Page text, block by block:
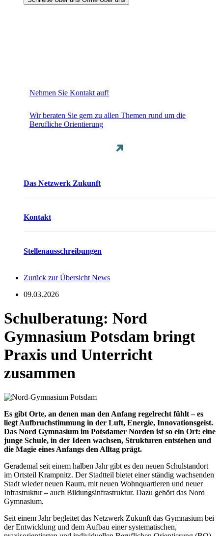
Nehmen Sie Kontakt auf!
Wir beraten Sie gern zu allen Themen rund um die
Berufliche Orientierung
Das Netzwerk Zukunft
Kontakt
Stellenausschreibungen
Zurück zur Übersicht News
09.03.2026
Schulberatung: Nord
Gymnasium Potsdam bringt
Praxis und Unterricht
zusammen
Es gibt Orte, an denen man den Anfang regelrecht fühlt – es
liegt Aufbruchstimmung in der Luft, Energie, Innovationsgeist.
Das Nord Gymnasium im Potsdamer Norden ist so ein Ort: eine
junge Schule, in der Ideen wachsen, Strukturen entstehen und
die Magie eines Anfangs den Alltag prägt.
Gerademal seit einem halben Jahr gibt es den neuen Schulstandort
im Ortsteil Krampnitz. Der Stadtteil bietet einer ständig wachsenden
Stadt wieder neuen Raum, mit neuen Wohnquartieren und neuer
Infrastruktur – auch Bildungsinfrastruktur. Dazu gehört das Nord
Gymnasium.
Seit einem Jahr begleitet das Netzwerk Zukunft das Gymnasium bei
der Entwicklung und dem Aufbau einer systematischen,